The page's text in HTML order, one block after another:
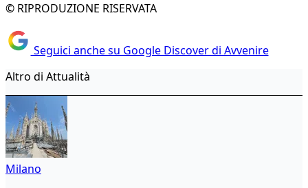
© RIPRODUZIONE RISERVATA
Seguici anche su Google Discover di Avvenire
Altro di Attualità
Milano